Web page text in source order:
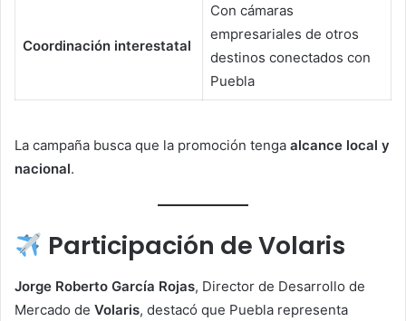
Coordinación interestatal
Con cámaras
empresariales de otros
destinos conectados con
Puebla
La campaña busca que la promoción tenga alcance local y
nacional.
Participación de Volaris
Jorge Roberto García Rojas, Director de Desarrollo de
Mercado de Volaris, destacó que Puebla representa